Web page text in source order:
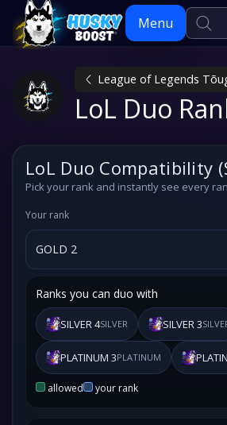
Menu
Skip
League of Legends
LoL Duo
LoL Duo Compatibility
Pickyour rank and instantly see every
Your rank
Ranks you can duo with
SILVER 4SILVER SILVER 3
PLATINUM 3PLATINUM
allowed your rank